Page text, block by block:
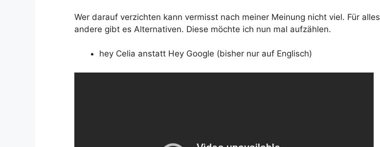
Wer darauf verzichten kann vermisst nach meiner Meinung nicht viel. Für alles
andere gibt es Alternativen. Diese möchte ich nun mal aufzählen.
hey Celia anstatt Hey Google (bisher nur auf Englisch)